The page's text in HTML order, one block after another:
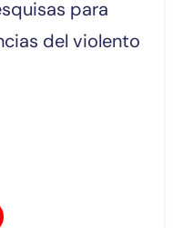
para
del violento